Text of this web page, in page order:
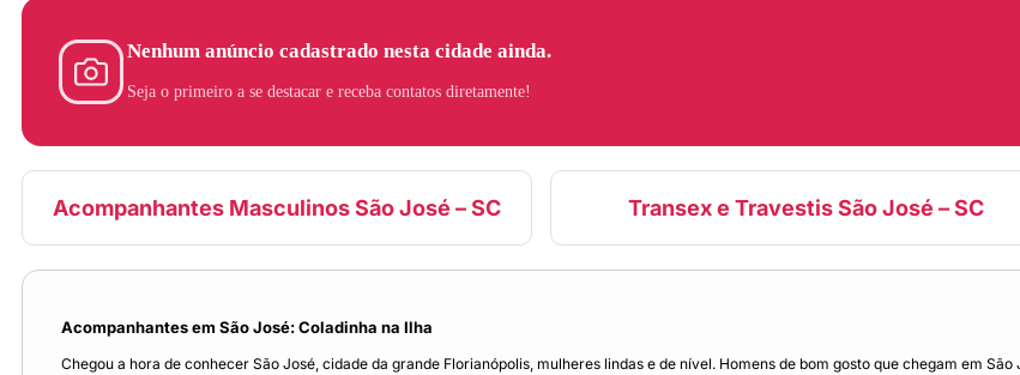
Nenhum anúncio cadastrado nesta cidade ainda.
Seja o primeiro a se destacar e receba contatos diretamente!
Acompanhantes Masculinos São José – SC Transex e Travestis São José – SC
Acompanhantes em São José: Coladinha na Ilha
Chegou a hora de conhecer São José, cidade da grande Florianópolis, mulheres lindas e de nível. Homens de bom gosto que chegam em